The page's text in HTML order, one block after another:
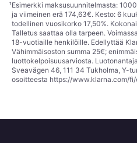
¹Esimerkki maksusuunnitelmasta:
ja viimeinen erä 174,63€. Kesto: 6
todellinen vuosikorko 17,50%.
Talletus saattaa olla tarpeen.
18-vuotiaille henkilöille. Edellyttää
Vähimmäisoston summa 25€;
luottokelpoisuusarviosta.
Sveavägen 46, 111 34 Tukholma, Y-
osoitteesta https://www.klarna.com/